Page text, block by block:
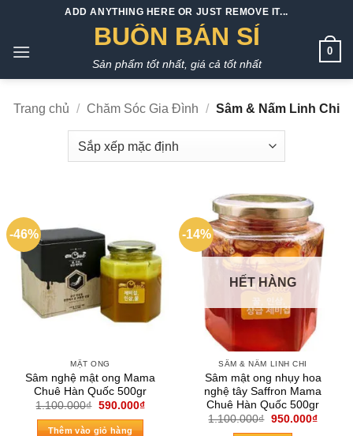
nội
ADD ANYTHING HERE OR JUST REMOVE IT...
BUÔN BÁN SỈ
Sản phẩm tốt nhất, giá cả tốt nhất
0
Trang chủ / Chăm Sóc Gia Đình / Sâm & Nấm Linh Chi
-46%
MẬT ONG
Sâm nghệ mật ong Mama
Chuê Hàn Quốc 500gr
1.100.000₫ Giá
là:
590.000₫Giá
Thêm vào giỏ hàng
-14%
HẾT HÀNG
SÂM & NẤM LINH CHI
Sâm mật ong nhụy hoa
nghệ tây Saffron Mama
Chuê Hàn Quốc 500gr
1.100.000₫ Giá
950.000₫Giá